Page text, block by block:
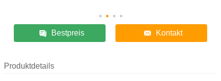
Bestpreis Kontakt
Produktdetails